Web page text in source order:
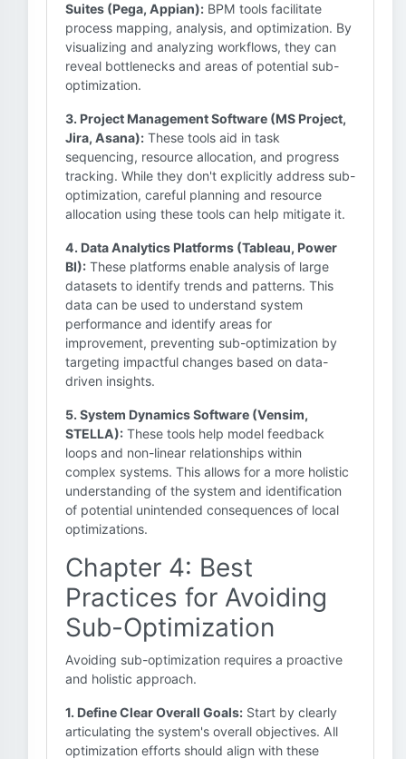
Suites (Pega, Appian): BPM tools facilitate
process mapping, analysis, and optimization. By
visualizing and analyzing workflows, they can
reveal bottlenecks and areas of potential sub-
optimization.
3. Project Management Software (MS Project,
Jira, Asana): These tools aid in task
sequencing, resource allocation, and progress
tracking. While they don't explicitly address sub-
optimization, careful planning and resource
allocation using these tools can help mitigate it.
4. Data Analytics Platforms (Tableau, Power
BI): These platforms enable analysis of large
datasets to identify trends and patterns. This
data can be used to understand system
performance and identify areas for
improvement, preventing sub-optimization by
targeting impactful changes based on data-
driven insights.
5. System Dynamics Software (Vensim,
STELLA): These tools help model feedback
loops and non-linear relationships within
complex systems. This allows for a more holistic
understanding of the system and identification
of potential unintended consequences of local
optimizations.
Chapter 4: Best
Practices for Avoiding
Sub-Optimization
Avoiding sub-optimization requires a proactive
and holistic approach.
1. Define Clear Overall Goals: Start by clearly
articulating the system's overall objectives. All
optimization efforts should align with these